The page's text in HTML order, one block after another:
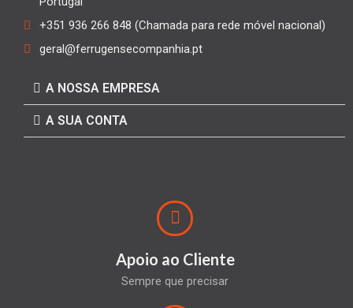
+351 936 266 848 (Chamada para rede móvel nacional)
geral@ferrugensecompanhia.pt
A NOSSA EMPRESA
A SUA CONTA
Apoio ao Cliente
Sempre que precisar